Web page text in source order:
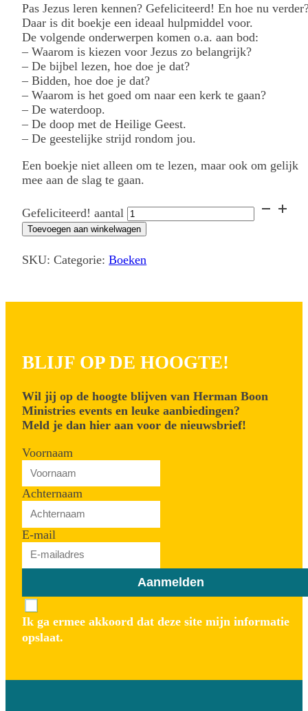
Pas Jezus leren kennen? Gefeliciteerd! En hoe nu
Daar is dit boekje een ideaal hulpmiddel voor.
De volgende onderwerpen komen o.a. aan bod:
– Waarom is kiezen voor Jezus zo belangrijk?
– De bijbel lezen, hoe doe je dat?
– Bidden, hoe doe je dat?
– Waarom is het goed om naar een kerk te gaan?
– De waterdoop.
– De doop met de Heilige Geest.
– De geestelijke strijd rondom jou.
Een boekje niet alleen om te lezen, maar ook om gelijk
mee aan de slag te gaan.
Gefeliciteerd! aantal
Toevoegen aan winkelwagen
SKU:Categorie:Boeken
BLIJF OP DE HOOGTE!
Wil jij op de hoogte blijven van Herman Boon
Ministries events en leuke aanbiedingen?
Meld je dan hier aan voor de nieuwsbrief!
Voornaam
Achternaam
E-mail
Aanmelden
Ik ga ermee akkoord dat deze site mijn informatie
opslaat.